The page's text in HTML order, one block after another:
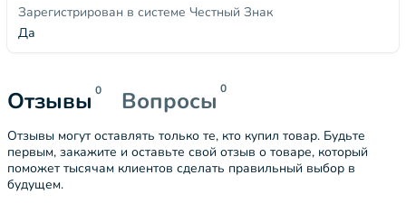
Зарегистрирован в системе Честный Знак
Да
Отзывы 0 Вопросы 0
Отзывы могут оставлять только те, кто купил товар. Будьте
первым, закажите и оставьте свой отзыв о товаре, который
поможет тысячам клиентов сделать правильный выбор в
будущем.